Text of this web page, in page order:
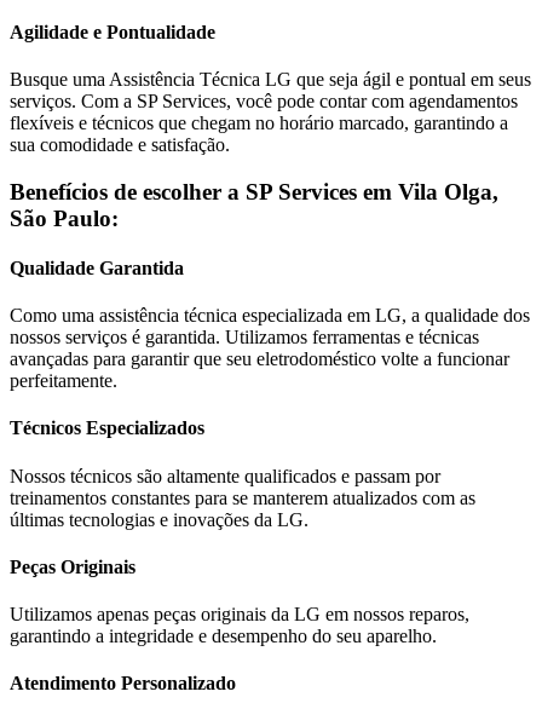
Agilidade e Pontualidade
Busque uma Assistência Técnica LG que seja ágil e pontual em seus
serviços. Com a SP Services, você pode contar com agendamentos
flexíveis e técnicos que chegam no horário marcado, garantindo a
sua comodidade e satisfação.
Benefícios de escolher a SP Services em Vila Olga,
São Paulo:
Qualidade Garantida
Como uma assistência técnica especializada em LG, a qualidade dos
nossos serviços é garantida. Utilizamos ferramentas e técnicas
avançadas para garantir que seu eletrodoméstico volte a funcionar
perfeitamente.
Técnicos Especializados
Nossos técnicos são altamente qualificados e passam por
treinamentos constantes para se manterem atualizados com as
últimas tecnologias e inovações da LG.
Peças Originais
Utilizamos apenas peças originais da LG em nossos reparos,
garantindo a integridade e desempenho do seu aparelho.
Atendimento Personalizado